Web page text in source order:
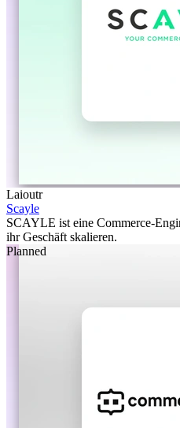
Laioutr
Scayle
SCAYLE ist eine Commerce-
ihr Geschäft skalieren.
Planned